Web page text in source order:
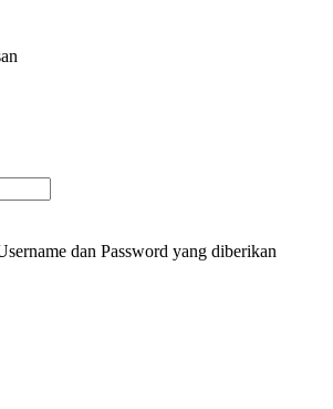
dan Password yang diberikan